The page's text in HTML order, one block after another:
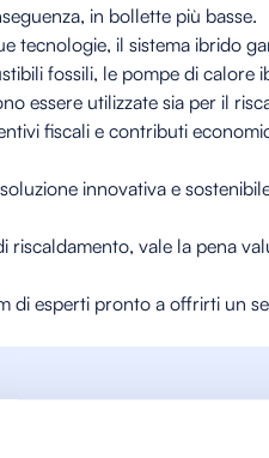
in bollette più basse.
tecnologie, il sistema ibrido
fossili, le pompe di
essere utilizzate sia per il
fiscali e contributi
innovativa e
vale la pena
di esperti pronto a offrirti un